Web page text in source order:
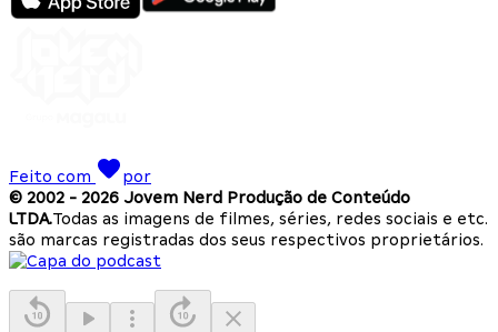
Feito com
por
© 2002 - 2026 Jovem Nerd Produção de Conteúdo
LTDA.Todas as imagens de filmes, séries, redes sociais e etc.
são marcas registradas dos seus respectivos proprietários.